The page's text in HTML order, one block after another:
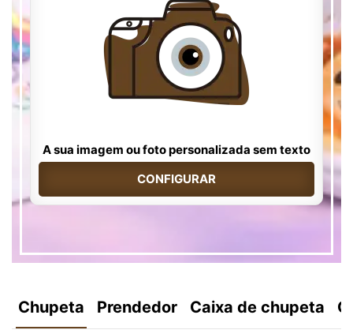
A sua imagem ou foto personalizada sem texto
CONFIGURAR
Chupeta Prendedor Caixa de chupeta